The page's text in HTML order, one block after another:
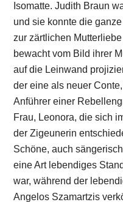
Isomatte. Judith Braun
und sie konnte die
zur zärtlichen
bewacht vom Bild ihrer
auf die Leinwand
der eine als neuer
Anführer einer
Frau, Leonora, die sich
der Zigeunerin
Schöne, auch
eine Art lebendiges
war, während der
Angelos Szamartzis